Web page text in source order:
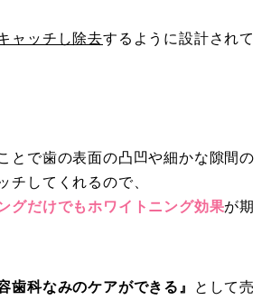
ャッチし除去するように設計されて
とで歯の表面の凸凹や細かな隙間の
チしてくれるので、
グだけでもホワイトニング効果が期
歯科なみのケアができる』 として売